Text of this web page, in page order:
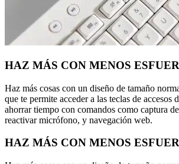
HAZ MÁS CON MENOS
Haz más cosas con un diseño de tamaño
que te permite acceder a las teclas de accesos
ahorrar tiempo con comandos como captura
reactivar micrófono, y navegación web.
HAZ MÁS CON MENOS